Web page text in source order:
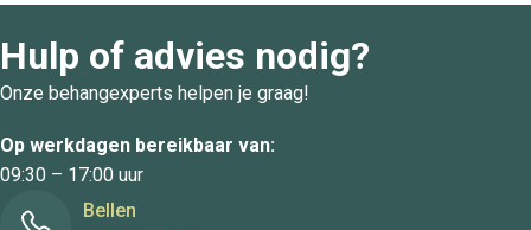
Hulp of advies nodig?
Onze behangexperts helpen je graag!
Op werkdagen bereikbaar van:
09:30 – 17:00 uur
Bellen